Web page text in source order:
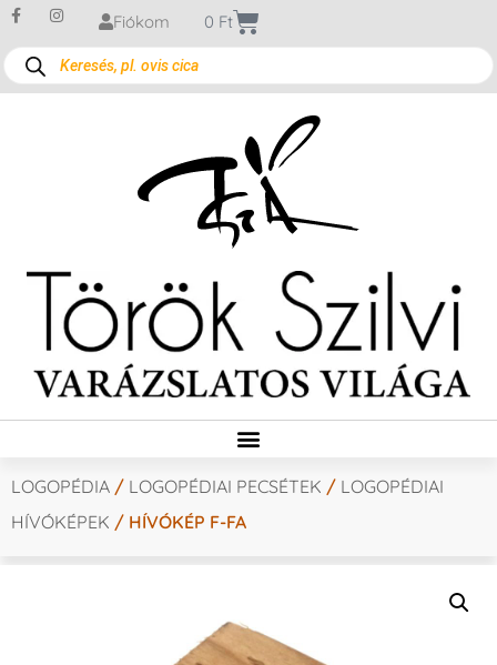
Fiókom 0 Ft
LOGOPÉDIA / LOGOPÉDIAI PECSÉTEK / LOGOPÉDIAI
HÍVÓKÉPEK / HÍVÓKÉP F-FA